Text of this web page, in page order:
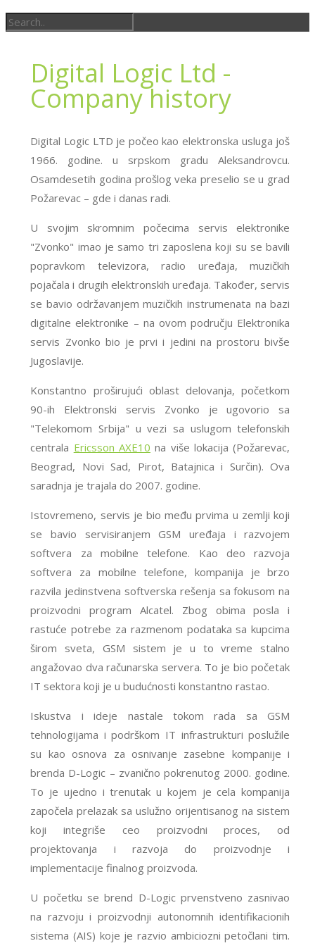
Digital Logic Ltd -
Company history
Digital Logic LTD je počeo kao elektronska usluga još
1966. godine. u srpskom gradu Aleksandrovcu.
Osamdesetih godina prošlog veka preselio se u grad
Požarevac – gde i danas radi.
U svojim skromnim počecima servis elektronike
"Zvonko" imao je samo tri zaposlena koji su se bavili
popravkom televizora, radio uređaja, muzičkih
pojačala i drugih elektronskih uređaja. Također, servis
se bavio održavanjem muzičkih instrumenata na bazi
digitalne elektronike – na ovom području Elektronika
servis Zvonko bio je prvi i jedini na prostoru bivše
Jugoslavije.
Konstantno proširujući oblast delovanja, početkom
90-ih Elektronski servis Zvonko je ugovorio sa
"Telekomom Srbija" u vezi sa uslugom telefonskih
centrala Ericsson AXE10 na više lokacija (Požarevac,
Beograd, Novi Sad, Pirot, Batajnica i Surčin). Ova
saradnja je trajala do 2007. godine.
Istovremeno, servis je bio među prvima u zemlji koji
se bavio servisiranjem GSM uređaja i razvojem
softvera za mobilne telefone. Kao deo razvoja
softvera za mobilne telefone, kompanija je brzo
razvila jedinstvena softverska rešenja sa fokusom na
proizvodni program Alcatel. Zbog obima posla i
rastuće potrebe za razmenom podataka sa kupcima
širom sveta, GSM sistem je u to vreme stalno
angažovao dva računarska servera. To je bio početak
IT sektora koji je u budućnosti konstantno rastao.
Iskustva i ideje nastale tokom rada sa GSM
tehnologijama i podrškom IT infrastrukturi poslužile
su kao osnova za osnivanje zasebne kompanije i
brenda D-Logic – zvanično pokrenutog 2000. godine.
To je ujedno i trenutak u kojem je cela kompanija
započela prelazak sa uslužno orijentisanog na sistem
koji integriše ceo proizvodni proces, od
projektovanja i razvoja do proizvodnje i
implementacije finalnog proizvoda.
U početku se brend D-Logic prvenstveno zasnivao
na razvoju i proizvodnji autonomnih identifikacionih
sistema (AIS) koje je razvio ambiciozni petočlani tim.